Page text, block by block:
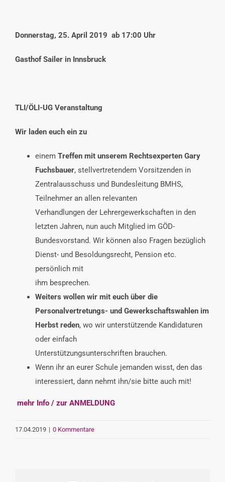
Donnerstag, 25. April 2019 ab 17:00 Uhr
Gasthof Sailer in Innsbruck
TLI/ÖLI-UG Veranstaltung
Wir laden euch ein zu
einem Treffen mit unserem Rechtsexperten Gary
Fuchsbauer, stellvertretendem Vorsitzenden in
Zentralausschuss und Bundesleitung BMHS,
Teilnehmer an allen relevanten
Verhandlungen der Lehrergewerkschaften in den
letzten Jahren, nun auch Mitglied im GÖD-
Bundesvorstand. Wir können also Fragen bezüglich
Dienst- und Besoldungsrecht, Pension etc.
persönlich mit
ihm besprechen.
Weiters wollen wir mit euch über die
Personalvertretungs- und Gewerkschaftswahlen im
Herbst reden, wo wir unterstützende Kandidaturen
oder einfach
Unterstützungsunterschriften brauchen.
Wenn ihr an eurer Schule jemanden wisst, den das
interessiert, dann nehmt ihn/sie bitte auch mit!
mehr Info / zur ANMELDUNG
17.04.2019 | 0 Kommentare